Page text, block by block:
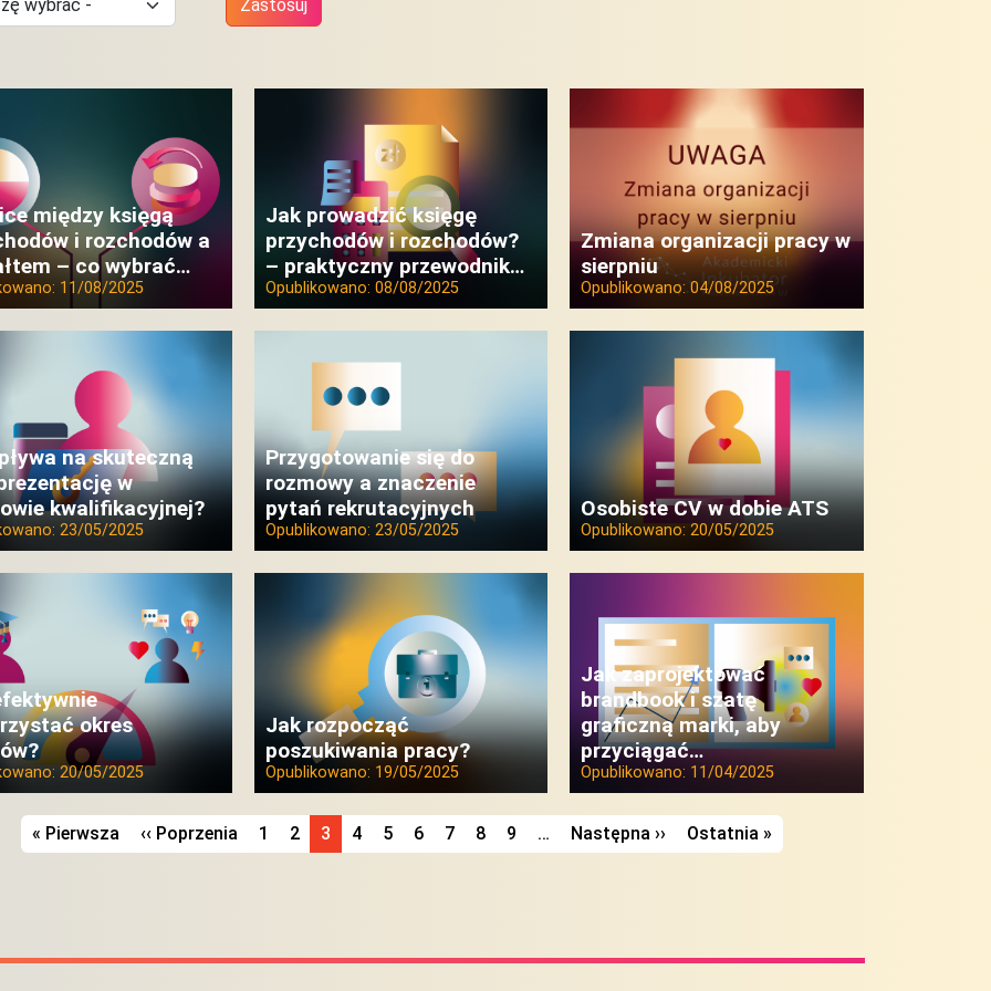
Zastosuj
między księgą
i rozchodów a
– co wybrać…
11/08/2025
Jak prowadzić księgę
przychodów i rozchodów?
– praktyczny przewodnik…
Opublikowano:08/08/2025
Zmiana organizacji pracy w
sierpniu
Opublikowano:04/08/2025
na skuteczną
w
kwalifikacyjnej?
23/05/2025
Przygotowanie się do
rozmowy a znaczenie
pytań rekrutacyjnych
Opublikowano:23/05/2025
Osobiste CV w dobie ATS
Opublikowano:20/05/2025
okres
20/05/2025
Jak rozpocząć
poszukiwania pracy?
Opublikowano: 19/05/2025
Jak zaprojektować
brandbook i szatę
graficzną marki, aby
przyciągać…
Opublikowano: 11/04/2025
« Pierwsza Pierwsza strona
‹‹ Poprzenia Poprzednia strona
1 2 3 4 5 6 7 8 9 … Następna ›› Następna strona
Ostatnia »